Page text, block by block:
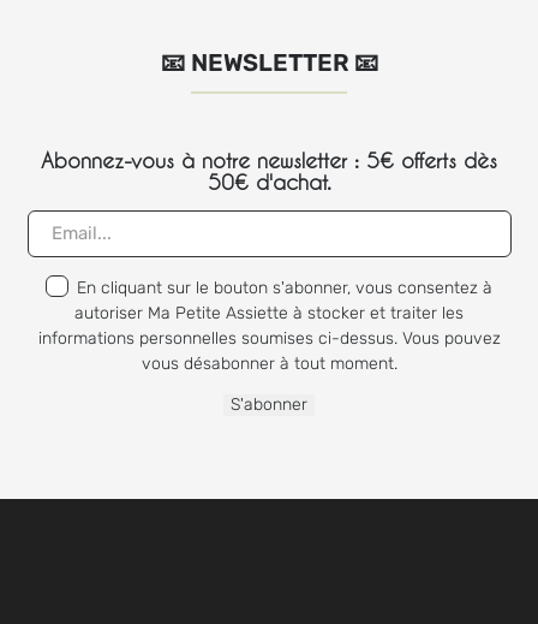
📧 NEWSLETTER 📧
Abonnez-vous à notre newsletter : 5€ offerts dès
50€ d'achat.
En cliquant sur le bouton s'abonner, vous consentez à
autoriser Ma Petite Assiette à stocker et traiter les
informations personnelles soumises ci-dessus. Vous pouvez
vous désabonner à tout moment.